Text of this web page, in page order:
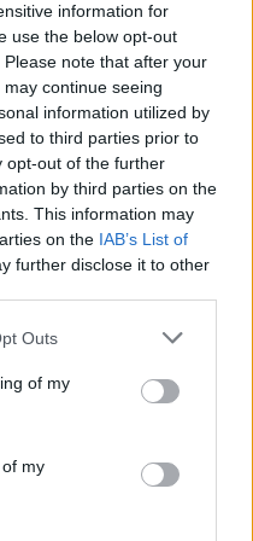
information for
use the below opt-out
note that after your
continue seeing
information utilized by
to third parties prior to
opt-out of the further
by third parties on the
This information may
on the IAB’s List of
further disclose it to other
one or more Google
You may click to
its third-party tags to
in below Google
Outs
of my
my
să corectezi.” —Benjamin